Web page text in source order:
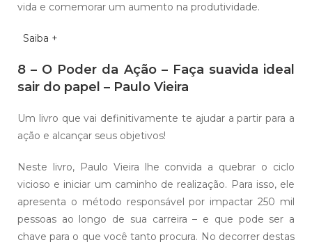
vida e comemorar um aumento na produtividade.
Saiba +
8 – O Poder da Ação – Faça suavida ideal
sair do papel – Paulo Vieira
Um livro que vai definitivamente te ajudar a partir para a
ação e alcançar seus objetivos!
Neste livro, Paulo Vieira lhe convida a quebrar o ciclo
vicioso e iniciar um caminho de realização. Para isso, ele
apresenta o método responsável por impactar 250 mil
pessoas ao longo de sua carreira – e que pode ser a
chave para o que você tanto procura. No decorrer destas